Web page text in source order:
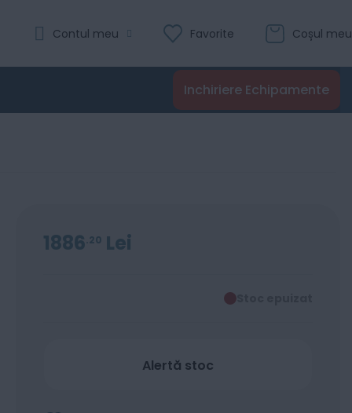
Coșul meu
Favorite
Contul meu
Inchiriere Echipamente
1886 20 Lei
Stoc epuizat
Alertă stoc